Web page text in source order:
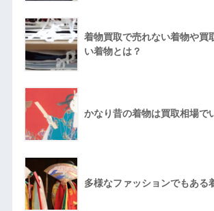
着物買取で売れない着物や買
い着物とは？
かなり昔の着物は買取相場で
多様なファッションでもある